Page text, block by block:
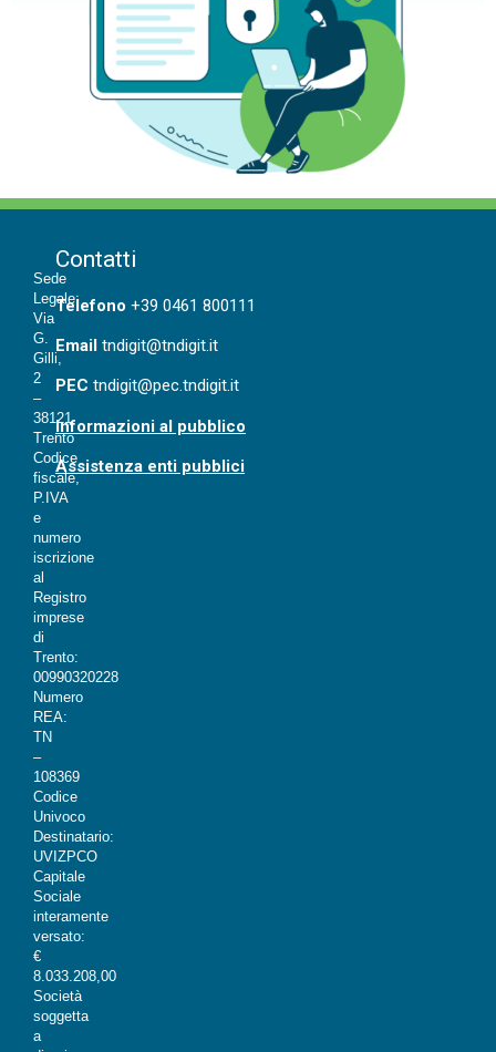
Sede
Legale:
Via
G.
Gilli,
2
–
38121
Trento
Codice
fiscale,
P.IVA
e
numero
iscrizione
al
Registro
imprese
di
Trento:
00990320228
Numero
REA:
TN
–
108369
Codice
Univoco
Destinatario:
UVIZPCO
Capitale
Sociale
interamente
versato:
€
8.033.208,00
Società
soggetta
a
Telefono +39 0461 800111
Email tndigit@tndigit.it
PEC tndigit@pec.tndigit.it
Informazioni al pubblico
Assistenza enti pubblici
Contatti